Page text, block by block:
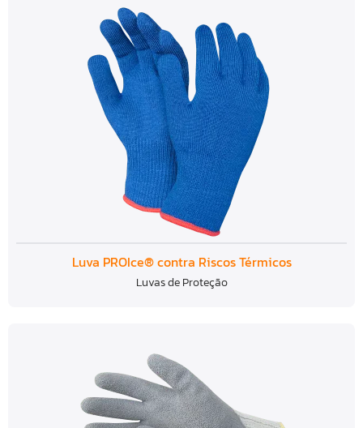
Luva PROIce® contra Riscos Térmicos
Luvas de Proteção